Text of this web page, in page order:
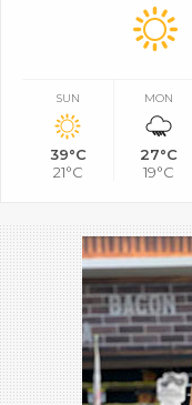
SUN
39°C
21°C
MON
27°C
19°C